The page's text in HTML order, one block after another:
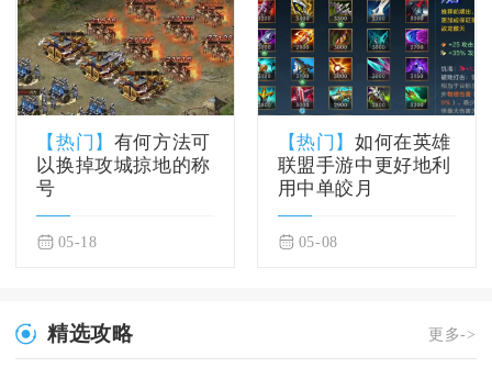
【热门】 有何方法可
以换掉攻城掠地的称
号
05-18
【热门】如何在英雄
联盟手游中更好地利
用中单皎月
05-08
精选攻略 更多->